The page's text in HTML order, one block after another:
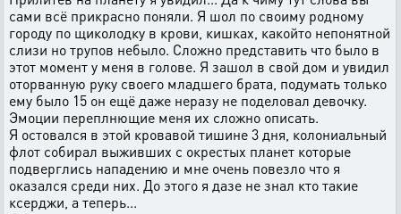
сами всё прикрасно поняли. Я шол по своиму родному
городу по щиколодку в крови, кишках, какойто непонятной
слизи но трупов небыло. Сложно представить что было в
этот момент у меня в голове. Я зашол в свой дом и увидил
оторванную руку своего младшего брата, подумать только
ему было 15 он ещё даже неразу не поделовал девочку.
Эмоции переплнющие меня их сложно описать.
Я остовался в этой кровавой тишине 3 дня, колониальный
флот собирал выживших с окрестых планет которые
подверглись нападению и мне очень повезло что я
оказался среди них. До этого я дазе не знал кто такие
ксерджи, а теперь...